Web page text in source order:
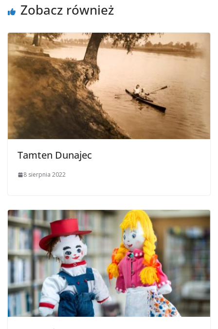
Zobacz również
Tamten Dunajec
8 sierpnia 2022